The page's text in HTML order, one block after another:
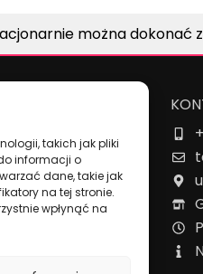
takich jak pliki
informacji o
dane, takie jak
na tej stronie.
wpłynąć na
można dokonać
imprezowe